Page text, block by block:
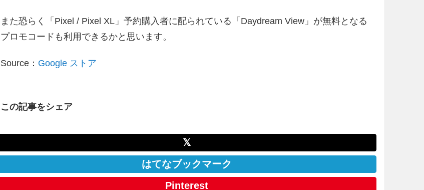
また恐らく「Pixel / Pixel XL」予約購入者に配られている「Daydream View」が無料となる
プロモコードも利用できるかと思います。
Source： Google ストア
この記事をシェア
𝕏
はてなブックマーク
Pinterest